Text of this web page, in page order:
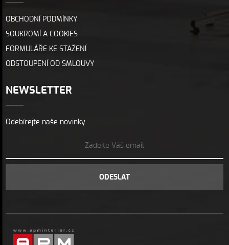
OBCHODNÍ PODMÍNKY
SOUKROMÍ A COOKIES
FORMULÁŘE KE STAŽENÍ
ODSTOUPENÍ OD SMLOUVY
NEWSLETTER
Odebírejte naše novinky
ODESLAT